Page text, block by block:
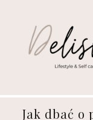
Jak dbać o